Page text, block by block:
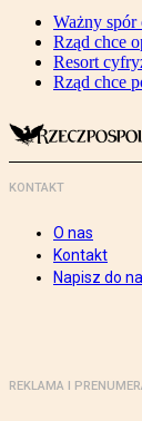
Ważny
Rząd chce
Resort
Rząd chce
KONTAKT
O nas
Kontakt
Napisz do
REKLAMA I